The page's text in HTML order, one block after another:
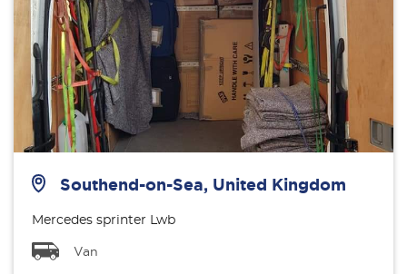
Southend-on-Sea, United Kingdom
Mercedes sprinter Lwb
Van